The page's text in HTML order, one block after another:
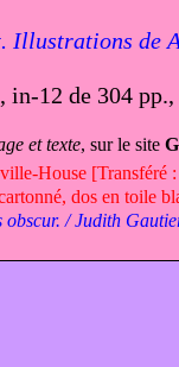
Illustrations de
in-12 de 304
et texte, sur le site
House [Transféré
dos en toile
obscur. / Judith